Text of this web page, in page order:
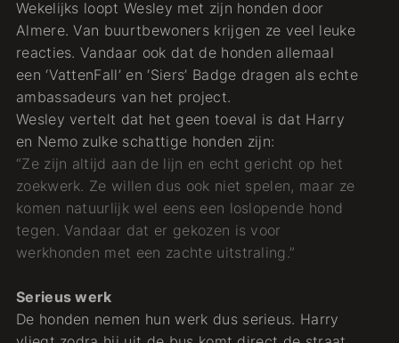
Wekelijks loopt Wesley met zijn honden door
Almere. Van buurtbewoners krijgen ze veel leuke
reacties. Vandaar ook dat de honden allemaal
een ‘VattenFall’ en ‘Siers’ Badge dragen als echte
ambassadeurs van het project.
Wesley vertelt dat het geen toeval is dat Harry
en Nemo zulke schattige honden zijn:
“Ze zijn altijd aan de lijn en echt gericht op het
zoekwerk. Ze willen dus ook niet spelen, maar ze
komen natuurlijk wel eens een loslopende hond
tegen. Vandaar dat er gekozen is voor
werkhonden met een zachte uitstraling.”
Serieus werk
De honden nemen hun werk dus serieus. Harry